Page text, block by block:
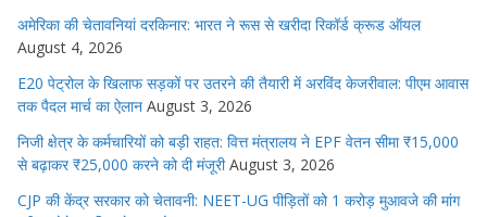
अमेरिका की चेतावनियां दरकिनार: भारत ने रूस से खरीदा रिकॉर्ड क्रूड ऑयल
August 4, 2026
E20 पेट्रोल के खिलाफ सड़कों पर उतरने की तैयारी में अरविंद केजरीवाल: पीएम आवास
तक पैदल मार्च का ऐलान August 3, 2026
निजी क्षेत्र के कर्मचारियों को बड़ी राहत: वित्त मंत्रालय ने EPF वेतन सीमा ₹15,000
से बढ़ाकर ₹25,000 करने को दी मंजूरी August 3, 2026
CJP की केंद्र सरकार को चेतावनी: NEET-UG पीड़ितों को 1 करोड़ मुआवजे की मांग